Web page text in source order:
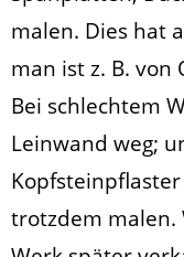
malen. Dies hat
man ist z. B.
Bei schlechtem
Leinwand weg;
trotzdem malen.